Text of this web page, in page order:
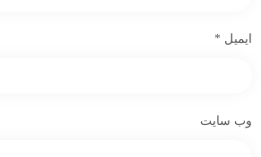
ایمیل *
وب‌ سایت